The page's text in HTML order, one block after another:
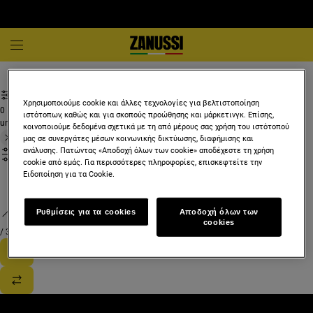
0
undefined
/ 3
Χρησιμοποιούμε cookie και άλλες τεχνολογίες για βελτιστοποίηση
ιστότοπων, καθώς και για σκοπούς προώθησης και μάρκετινγκ. Επίσης,
κοινοποιούμε δεδομένα σχετικά με τη από μέρους σας χρήση του ιστότοπού
μας σε συνεργάτες μέσων κοινωνικής δικτύωσης, διαφήμισης και
ανάλυσης. Πατώντας «Αποδοχή όλων των cookie» αποδέχεστε τη χρήση
cookie από εμάς. Για περισσότερες πληροφορίες, επισκεφτείτε την
Ειδοποίηση για τα Cookie.
Ρυθμίσεις για τα cookies
Αποδοχή όλων των
cookies